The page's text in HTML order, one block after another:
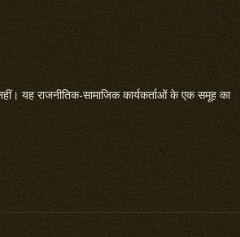
यह राजनीतिक-सामाजिक कार्यकर्ताओं के एक समूह का